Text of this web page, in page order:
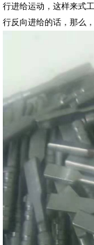
行进给运动，这样来式
行反向进给的话，那么